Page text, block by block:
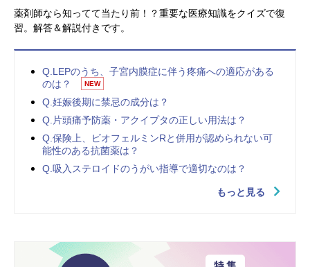
薬剤師なら知ってて当たり前！？重要な医療知識をクイズで復
習。解答＆解説付きです。
Q.LEPのうち、子宮内膜症に伴う疼痛への適応がある
のは？
NEW
Q.妊娠後期に禁忌の成分は？
Q.片頭痛予防薬・アクイプタの正しい用法は？
Q.保険上、ビオフェルミンRと併用が認められない可
能性のある抗菌薬は？
Q.吸入ステロイドのうがい指導で適切なのは？
もっと見る